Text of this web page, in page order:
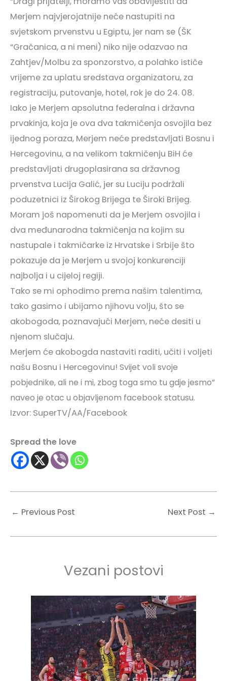
Merjem najvjerojatnije neće nastupiti na
svjetskom prvenstvu u Egiptu, jer nam se (ŠK
“Gračanica, a ni meni) niko nije odazvao na
Zahtjev/Molbu za sponzorstvo, a polahko ističe
vrijeme za uplatu sredstava organizatoru, za
registraciju, putovanje, hotel, rok je do 24. 08.
Iako je Merjem apsolutna federalna i državna
prvakinja, koja je ova dva takmičenja osvojila bez
ijednog poraza, Merjem neće predstavljati Bosnu i
Hercegovinu, a na velikom takmičenju BiH će
predstavljati drugoplasirana sa državnog
prvenstva Lucija Galić, jer su Luciju podržali
poduzetnici iz Širokog Brijega te Široki Brijeg.
Moram još napomenuti da je Merjem osvojila i
dva međunarodna takmičenja na kojim su
nastupale i takmičarke iz Hrvatske i Srbije što
pokazuje da je Merjem u svojoj konkurenciji
najbolja i u cijeloj regiji.
Tako se mi ophodimo prema našim talentima,
tako gasimo i ubijamo njihovu volju, što se
akobogoda, poznavajući Merjem, neće desiti u
njenom slučaju.
Merjem će akobogda nastaviti raditi, učiti i voljeti
našu Bosnu i Hercegovinu! Svijet voli svoje
pobjednike,ali ne i mi, zbog toga smo tu gdje jesmo”
naveo je otac u objavljenom facebook statusu.
Izvor: SuperTV/AA/Facebook
Spread the love
← Previous Post Next Post →
Vezani postovi